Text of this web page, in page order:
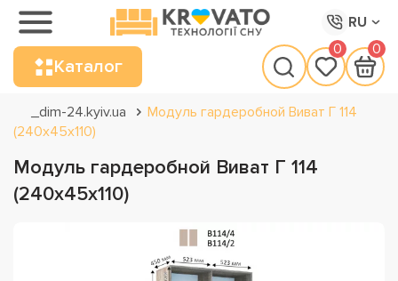
RU
Каталог
0 0
_dim-24.kyiv.ua
Модуль гардеробной Виват Г 114
(240х45х110)
Модуль гардеробной Виват Г 114
(240х45х110)